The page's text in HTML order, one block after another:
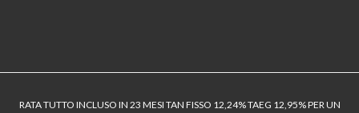
RATA TUTTO INCLUSO IN 23 MESI TAN FISSO 12,24% TAEG 12,95% PER UN